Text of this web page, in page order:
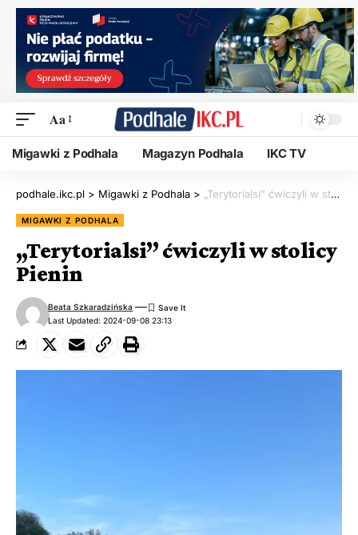
Aa
Migawki z Podhala Magazyn Podhala IKC TV
podhale.ikc.pl > Migawki z Podhala > „Terytorialsi” ćwiczyli w stolicy Pienin
MIGAWKI Z PODHALA
„Terytorialsi” ćwiczyli w stolicy
Pienin
Last Updated: 2024-09-08 23:13
Beata Szkaradzińska